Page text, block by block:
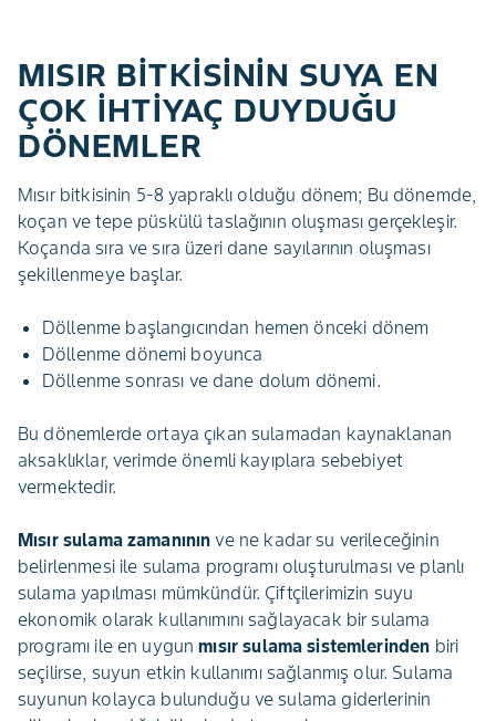
MISIR BİTKİSİNİN SUYA EN
ÇOK İHTİYAÇ DUYDUĞU
DÖNEMLER
Mısır bitkisinin 5-8 yapraklı olduğu dönem; Bu dönemde,
koçan ve tepe püskülü taslağının oluşması gerçekleşir.
Koçanda sıra ve sıra üzeri dane sayılarının oluşması
şekillenmeye başlar.
Döllenme başlangıcından hemen önceki dönem
Döllenme dönemi boyunca
Döllenme sonrası ve dane dolum dönemi.
Bu dönemlerde ortaya çıkan sulamadan kaynaklanan
aksaklıklar, verimde önemli kayıplara sebebiyet
vermektedir.
Mısır sulama zamanının ve ne kadar su verileceğinin
belirlenmesi ile sulama programı oluşturulması ve planlı
sulama yapılması mümkündür. Çiftçilerimizin suyu
ekonomik olarak kullanımını sağlayacak bir sulama
programı ile en uygunmısır sulama sistemlerinden biri
seçilirse, suyun etkin kullanımı sağlanmış olur. Sulama
suyunun kolayca bulunduğu ve sulama giderlerinin